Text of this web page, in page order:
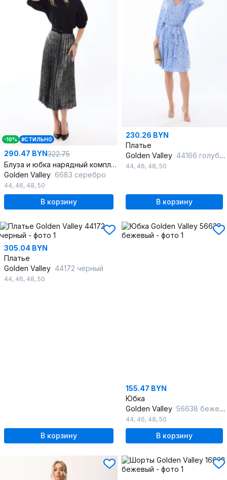
-10% #СТИЛЬНО
290.47 BYN322.75
Блуза и юбка нарядный комплект, гофре, серый и черный
Golden Valley 6683 серебро
44, 46, 48, 50
В корзину
230.26 BYN
Платье
Golden Valley 44166 голубой
44, 46, 48, 50
В корзину
305.04 BYN
Платье
Golden Valley 44172 черный
44, 46, 48, 50
В корзину
155.47 BYN
Юбка
Golden Valley 56638 бежевый
44, 46, 48, 50
В корзину